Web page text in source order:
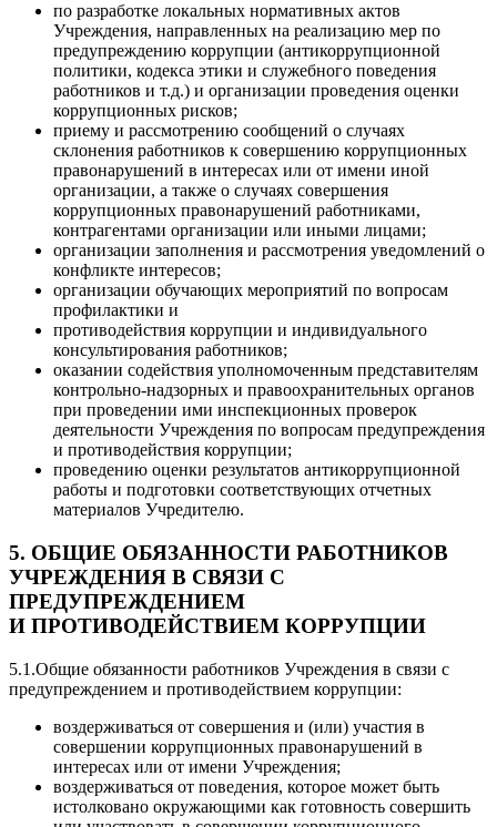
по разработке локальных нормативных актов
Учреждения, направленных на реализацию мер по
предупреждению коррупции (антикоррупционной
политики, кодекса этики и служебного поведения
работников и т.д.) и организации проведения оценки
коррупционных рисков;
приему и рассмотрению сообщений о случаях
склонения работников к совершению коррупционных
правонарушений в интересах или от имени иной
организации, а также о случаях совершения
коррупционных правонарушений работниками,
контрагентами организации или иными лицами;
организации заполнения и рассмотрения уведомлений о
конфликте интересов;
организации обучающих мероприятий по вопросам
профилактики и
противодействия коррупции и индивидуального
консультирования работников;
оказании содействия уполномоченным представителям
контрольно-надзорных и правоохранительных органов
при проведении ими инспекционных проверок
деятельности Учреждения по вопросам предупреждения
и противодействия коррупции;
проведению оценки результатов антикоррупционной
работы и подготовки соответствующих отчетных
материалов Учредителю.
5. ОБЩИЕ ОБЯЗАННОСТИ РАБОТНИКОВ
УЧРЕЖДЕНИЯ В СВЯЗИ С
ПРЕДУПРЕЖДЕНИЕМ
И ПРОТИВОДЕЙСТВИЕМ КОРРУПЦИИ
5.1.Общие обязанности работников Учреждения в связи с
предупреждением и противодействием коррупции:
воздерживаться от совершения и (или) участия в
совершении коррупционных правонарушений в
интересах или от имени Учреждения;
воздерживаться от поведения, которое может быть
истолковано окружающими как готовность совершить